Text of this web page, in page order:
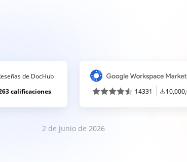
de DocHub
calificaciones
14331
2 de junio de 2026